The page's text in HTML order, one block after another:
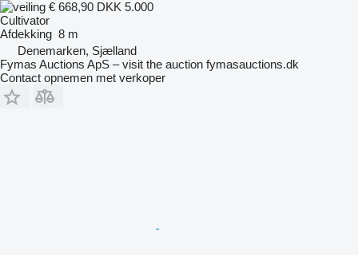
€ 668,90 DKK 5.000
Cultivator
Afdekking 8 m
Denemarken, Sjælland
Fymas Auctions ApS – visit the auction fymasauctions.dk
Contact opnemen met verkoper